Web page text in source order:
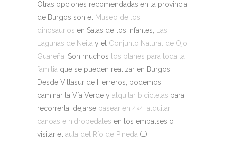
Otras opciones recomendadas en la provincia
de Burgos son el
Museo de los
dinosaurios en Salas de los Infantes,
Las
Lagunas de Neila y el Conjunto Natural de Ojo
Guareña . Son muchos
los planes para toda la
familia que se pueden realizar en Burgos.
Desde Villasur de Herreros, podemos
caminar la Vía Verde y alquilar bicicletas para
recorrerla; dejarse pasear en 4×4; alquilar
canoas e hidropedales en los embalses o
visitar el aula del Río de Pineda (…)